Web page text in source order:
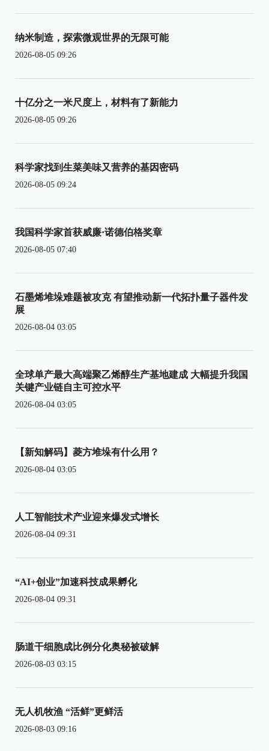
纳米制造，探索微观世界的无限可能
2026-08-05 09:26
十亿分之一米尺度上，材料有了新能力
2026-08-05 09:26
科学家找到生菜美味又营养的基因密码
2026-08-05 09:24
我国科学家首获威廉·诺德伯格奖章
2026-08-05 07:40
石墨烯堆垛难题被攻克 有望推动新一代拓扑量子器件发
展
2026-08-04 03:05
全球单产最大高端聚乙烯醇生产基地建成 大幅提升我国
关键产业链自主可控水平
2026-08-04 03:05
【新知解码】菱方堆垛有什么用？
2026-08-04 03:05
人工智能技术产业迎来爆发式增长
2026-08-04 09:31
“AI+创业”加速科技成果孵化
2026-08-04 09:31
肠道干细胞成比例分化奥秘被破解
2026-08-03 03:15
无人机牧渔 “活鲜”更鲜活
2026-08-03 09:16